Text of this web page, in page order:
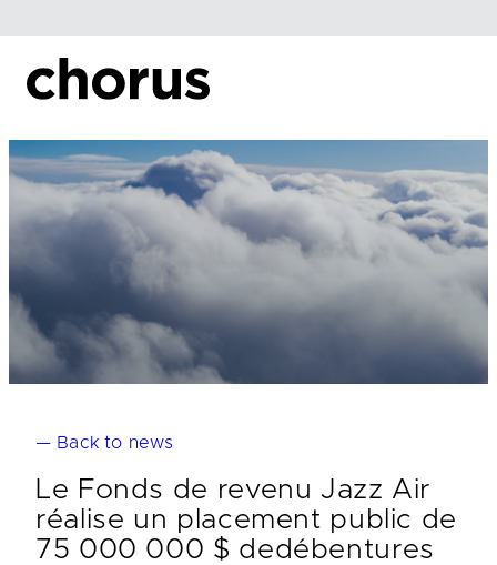
content
— Back to news
Le Fonds de revenu Jazz Air
réalise un placement public de
75 000 000 $ dedébentures